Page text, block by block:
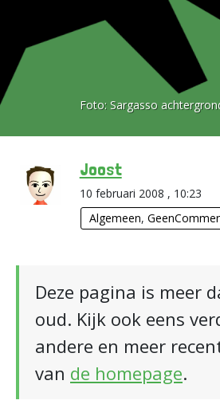
Foto: Sargasso
Joost
10 februari 2008 , 10:23
Algemeen,
Deze pagina is meer
oud. Kijk ook eens
andere en meer
van de homepage.